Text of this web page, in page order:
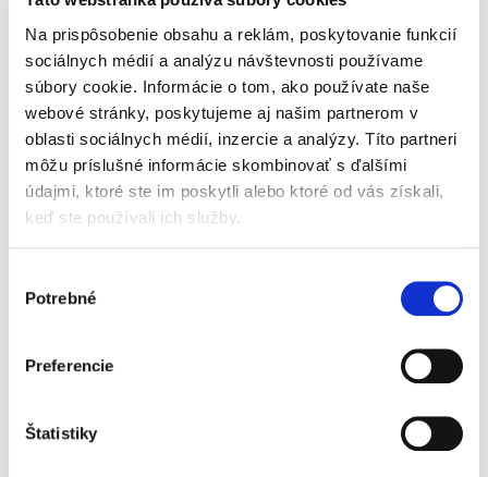
Na prispôsobenie obsahu a reklám, poskytovanie funkcií
sociálnych médií a analýzu návštevnosti používame
súbory cookie. Informácie o tom, ako používate naše
webové stránky, poskytujeme aj našim partnerom v
oblasti sociálnych médií, inzercie a analýzy. Títo partneri
môžu príslušné informácie skombinovať s ďalšími
údajmi, ktoré ste im poskytli alebo ktoré od vás získali,
keď ste používali ich služby.
súhlasu
Potrebné
Preferencie
Štatistiky
20,95 €bez DPH
Extrémizmus v reálnom a digitálnom priestore
je komplexne prepracovaná publikácia, ktorá
sa venuje trestnoprávnym,
administratívnoprávnym a ústavnoprávnym
nástrojom ochrany pred extrémizmom. Cieľom...
Michal Želonka